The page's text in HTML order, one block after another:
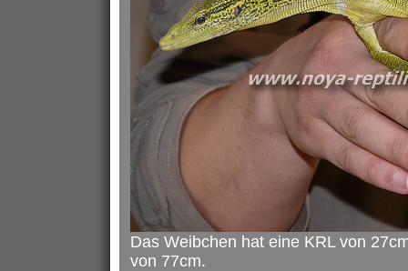
Das Weibchen hat eine KRL von
von 77cm.